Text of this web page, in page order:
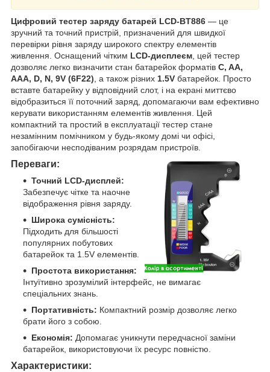
Цифровий тестер заряду батарей LCD-BT886 — це
зручний та точний пристрій, призначений для швидкої
перевірки рівня заряду широкого спектру елементів
живлення. Оснащений чітким LCD-дисплеєм , цей тестер
дозволяє легко визначити стан батарейок форматів C, AA,
AAA, D, N, 9V (6F22) , а також різних 1.5V батарейок. Просто
вставте батарейку у відповідний слот, і на екрані миттєво
відобразиться її поточний заряд, допомагаючи вам ефективно
керувати використанням елементів живлення. Цей
компактний та простий в експлуатації тестер стане
незамінним помічником у будь-якому домі чи офісі,
запобігаючи несподіваним розрядам пристроїв.
Переваги:
Точний LCD-дисплей:
Забезпечує чітке та наочне
відображення рівня заряду.
Широка сумісність:
Підходить для більшості
популярних побутових
батарейок та 1.5V елементів.
Простота використання:
Інтуїтивно зрозумілий інтерфейс, не вимагає
спеціальних знань.
Портативність: Компактний розмір дозволяє легко
брати його з собою.
Економія: Допомагає уникнути передчасної заміни
батарейок, використовуючи їх ресурс повністю.
Характеристики: